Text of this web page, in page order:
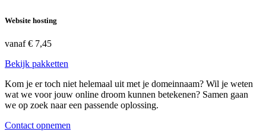
Website hosting
vanaf€ 7,45
Bekijk pakketten
Kom je er toch niet helemaal uit met je domeinnaam? Wil je weten
wat we voor jouw online droom kunnen betekenen? Samen gaan
we op zoek naar een passende oplossing.
Contact opnemen